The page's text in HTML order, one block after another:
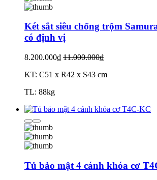
Két sắt siêu chống trộm
có định vị
8.200.000₫ 11.000.000₫
KT: C51 x R42 x S43 cm
TL: 88kg
Tủ bảo mật 4 cánh khóa cơ